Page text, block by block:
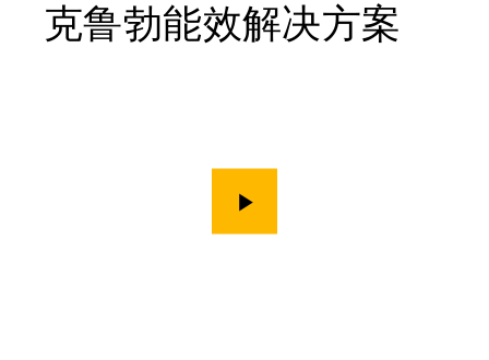
克鲁勃能效解决方案